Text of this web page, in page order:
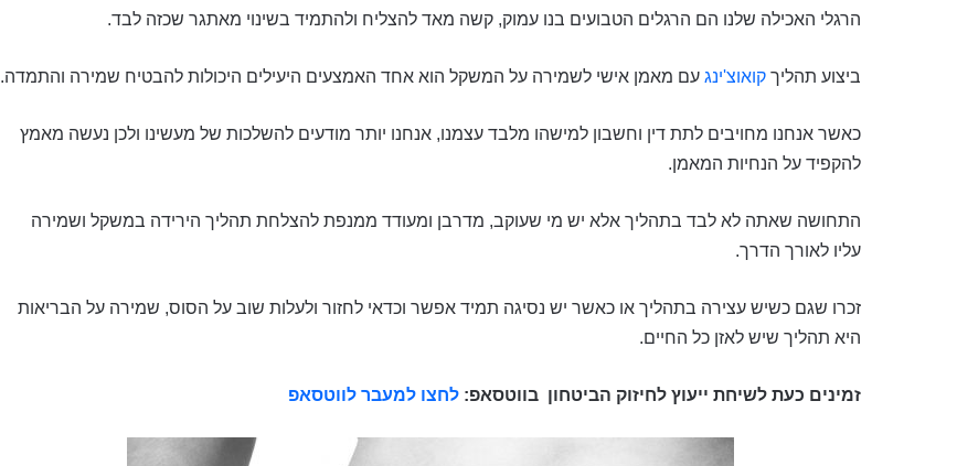
הרגלי האכילה שלנו הם הרגלים הטבועים בנו עמוק, קשה מאד להצליח ולהתמיד בשינוי מאתגר שכזה לבד.
ביצוע תהליך קואוצ'ינג עם מאמן אישי לשמירה על המשקל הוא אחד האמצעים היעילים היכולות להבטיח שמירה והתמדה.
כאשר אנחנו מחויבים לתת דין וחשבון למישהו מלבד עצמנו, אנחנו יותר מודעים להשלכות של מעשינו ולכן נעשה מאמץ
להקפיד על הנחיות המאמן.
התחושה שאתה לא לבד בתהליך אלא יש מי שעוקב, מדרבן ומעודד ממנפת להצלחת תהליך הירידה במשקל ושמירה
עליו לאורך הדרך.
זכרו שגם כשיש עצירה בתהליך או כאשר יש נסיגה תמיד אפשר וכדאי לחזור ולעלות שוב על הסוס, שמירה על הבריאות
היא תהליך שיש לאזן כל החיים.
זמינים כעת לשיחת ייעוץ לחיזוק הביטחון בווטסאפ: לחצו למעבר לווטסאפ